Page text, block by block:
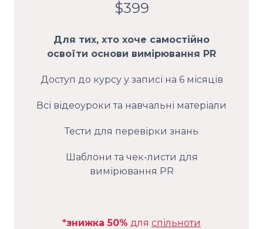
$399
Для тих, хто хоче самостійно
освоїти основи вимірювання PR
Доступ до курсу у записі на 6 місяців
Всі відеоуроки та навчальні матеріали
Тести для перевірки знань
Шаблони та чек-листи для
вимірювання PR
*знижка 50% для спільноти